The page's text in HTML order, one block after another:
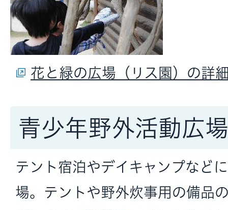
花と緑の広場（リス園）の詳
青少年野外活動広場
テント宿泊やデイキャンプなど
場。テントや野外炊事用の備品